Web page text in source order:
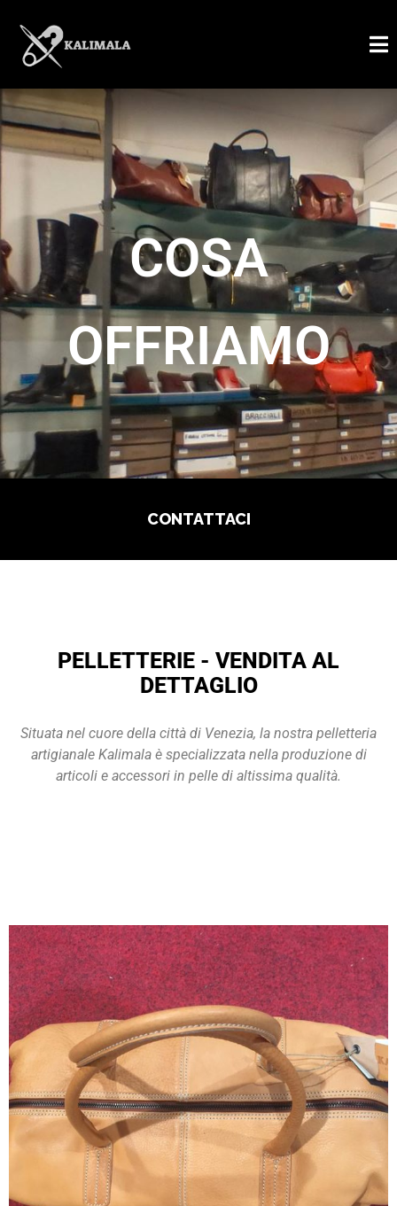
COSA
OFFRIAMO
CONTATTACI
PELLETTERIE - VENDITA AL
DETTAGLIO
Situata nel cuore della città di Venezia, la nostra pelletteria
artigianale Kalimala è specializzata nella produzione di
articoli e accessori in pelle di altissima qualità.